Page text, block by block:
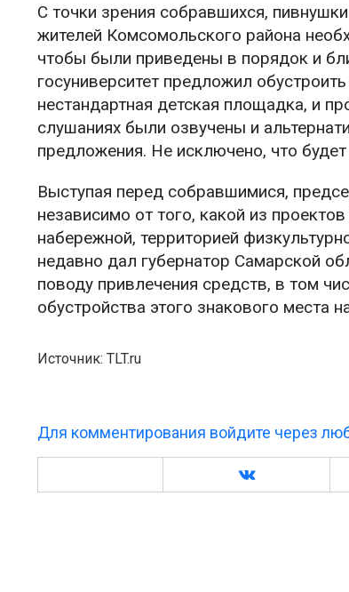
С точки зрения собравшихся,
жителей Комсомольского района
чтобы были приведены в порядок и
госуниверситет предложил
нестандартная детская площадка, и
слушаниях были озвучены и
предложения. Не исключено, что
Выступая перед собравшимися,
независимо от того, какой из
набережной, территорией
недавно дал губернатор Самарской
поводу привлечения средств, в том
обустройства этого знакового места
Источник: TLT.ru
Для комментирования войдите через